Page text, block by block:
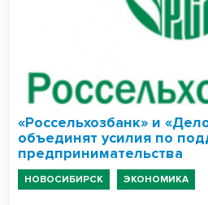
«Россельхозбанк» и
объединят усилия по
предпринимательства
НОВОСИБИРСК ЭКОНОМИКА